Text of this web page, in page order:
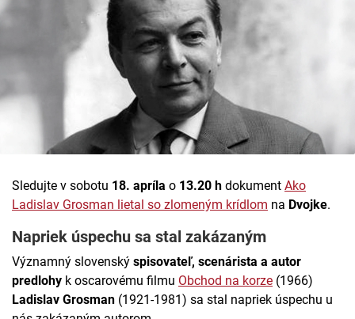
Sledujte v sobotu 18. apríla o 13.20 h dokument Ako
Ladislav Grosman lietal so zlomeným krídlom na Dvojke.
Napriek úspechu sa stal zakázaným
Významný slovenský spisovateľ, scenárista a autor
predlohy k oscarovému filmu Obchod na korze (1966)
Ladislav Grosman (1921-1981) sa stal napriek úspechu u